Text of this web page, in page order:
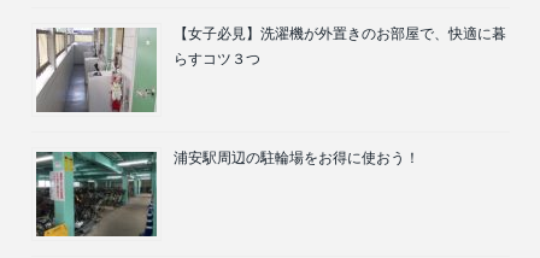
【女子必見】洗濯機が外置きのお部屋で、快適に暮
らすコツ３つ
浦安駅周辺の駐輪場をお得に使おう！